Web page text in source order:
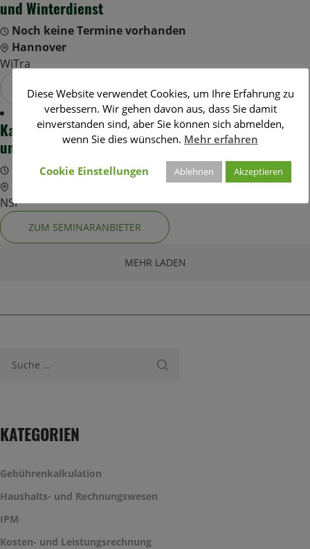
und Winterdienst
Noch keine Termine vorhanden
Hannover
WiTra
ZUM SEMINARANBIETER
Kalkulation von Gebühren für Straßenreinigung
und Winterdienst
Noch keine Termine vorhanden
NSI
ZUM SEMINARANBIETER
MEHR LADEN
KATEGORIEN
Gebührenkalkulation
Haushalts- und Rechnungswesen
IPM
Kosten- und Leistungsrechnung
Diese Website verwendet Cookies, um Ihre Erfahrung zu
verbessern. Wir gehen davon aus, dass Sie damit
einverstanden sind, aber Sie können sich abmelden,
wenn Sie dies wünschen. Mehr erfahren
Cookie Einstellungen Ablehnen Akzeptieren